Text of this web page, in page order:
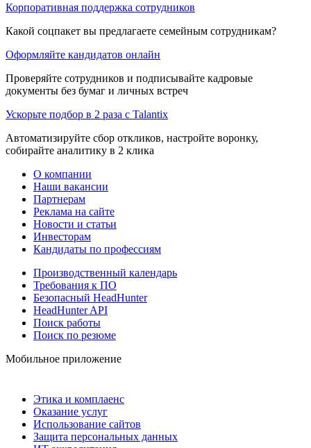
Корпоративная поддержка сотрудников
Какой соцпакет вы предлагаете семейным сотрудникам?
Оформляйте кандидатов онлайн
Проверяйте сотрудников и подписывайте кадровые
документы без бумаг и личных встреч
Ускорьте подбор в 2 раза с Talantix
Автоматизируйте сбор откликов, настройте воронку,
собирайте аналитику в 2 клика
О компании
Наши вакансии
Партнерам
Реклама на сайте
Новости и статьи
Инвесторам
Кандидаты по профессиям
Производственный календарь
Требования к ПО
Безопасный HeadHunter
HeadHunter API
Поиск работы
Поиск по резюме
Мобильное приложение
Этика и комплаенс
Оказание услуг
Использование сайтов
Защита персональных данных